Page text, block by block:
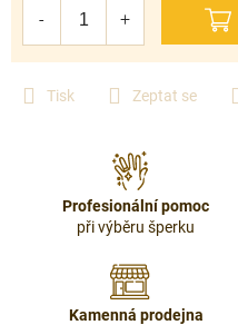
Tisk Zeptat se
Profesionální pomoc
při výběru šperku
Kamenná prodejna